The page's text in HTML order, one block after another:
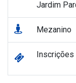
Jardim
Mezanino